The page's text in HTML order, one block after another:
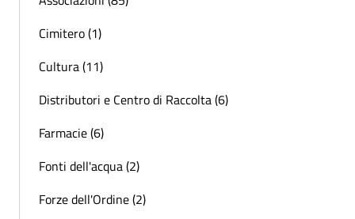
Cimitero (1)
Cultura (11)
Distributori e Centro di Raccolta (6)
Farmacie (6)
Fonti dell'acqua (2)
Forze dell'Ordine (2)